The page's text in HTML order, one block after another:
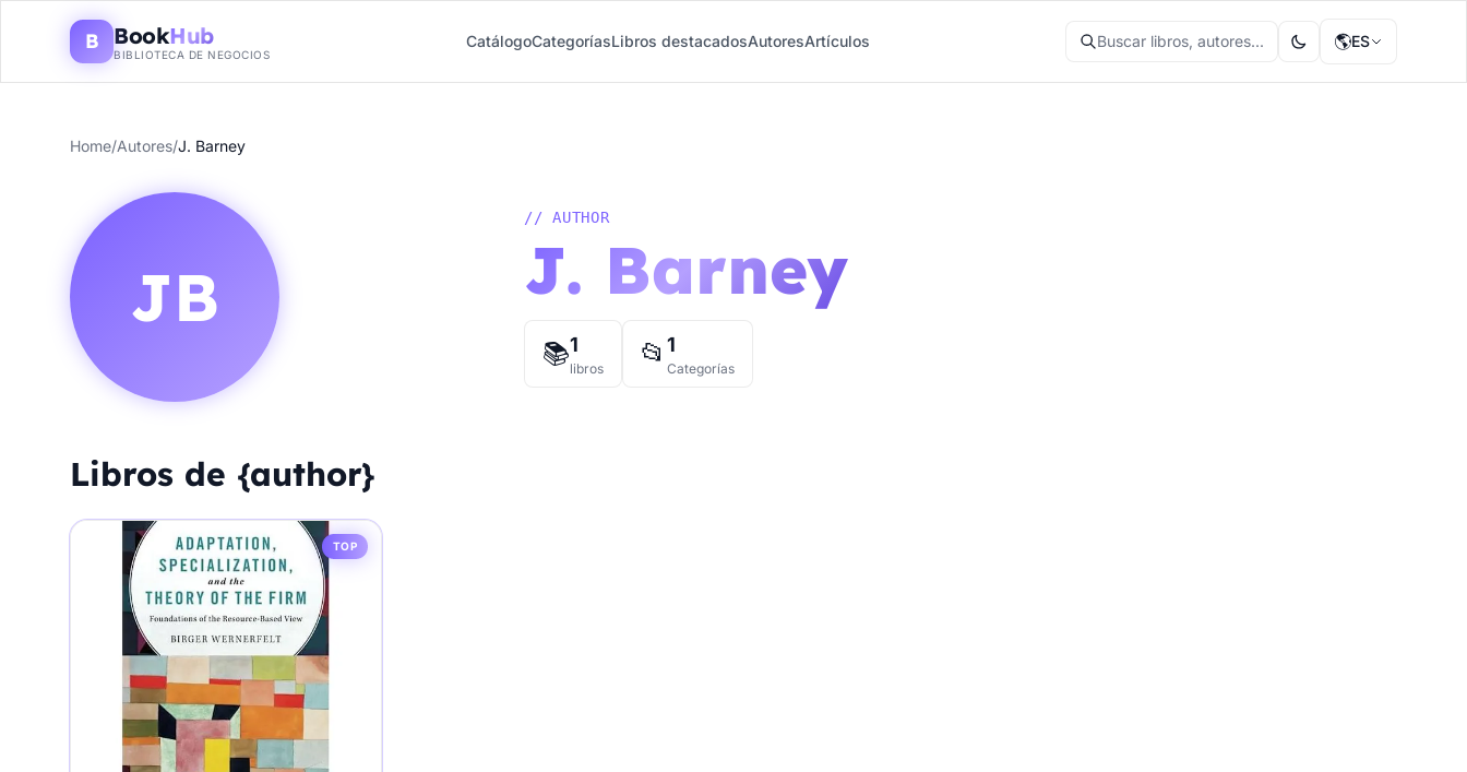
B BookHub
BIBLIOTECA DE NEGOCIOS
CatálogoCategoríasLibros destacadosAutoresArtículos Buscar libros, autores... 🌎ES
Home/Autores/J. Barney
JB
// AUTHOR
J. Barney
📚1
libros 📂 1
Categorías
Libros de {author}
TOP